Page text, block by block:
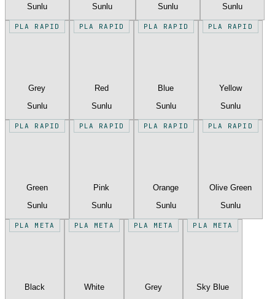
Sunlu
Sunlu
Sunlu
Sunlu
PLA RAPID
Grey
Sunlu
PLA RAPID
Red
Sunlu
PLA RAPID
Blue
Sunlu
PLA RAPID
Yellow
Sunlu
PLA RAPID
Green
Sunlu
PLA RAPID
Pink
Sunlu
PLA RAPID
Orange
Sunlu
PLA RAPID
Olive Green
Sunlu
PLA META
Black
PLA META
White
PLA META
Grey
PLA META
Sky Blue